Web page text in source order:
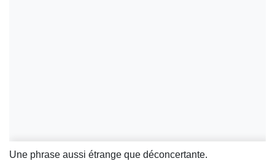
Une phrase aussi étrange que déconcertante.